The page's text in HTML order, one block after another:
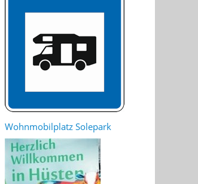
Wohnmobilplatz Solepark